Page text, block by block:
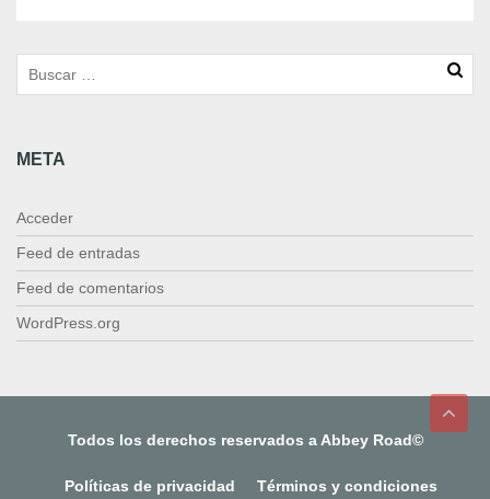
META
Acceder
Feed de entradas
Feed de comentarios
WordPress.org
Todos los derechos reservados a Abbey Road©
Políticas de privacidad Términos y condiciones